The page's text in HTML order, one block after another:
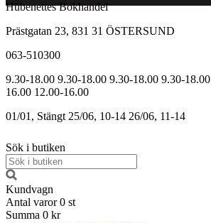
Hübenettes Bokhandel
Prästgatan 23, 831 31 ÖSTERSUND
063-510300
9.30-18.00 9.30-18.00 9.30-18.00 9.30-18.00
16.00 12.00-16.00
01/01, Stängt 25/06, 10-14 26/06, 11-14
Sök i butiken
Kundvagn
Antal varor 0 st
Summa 0 kr